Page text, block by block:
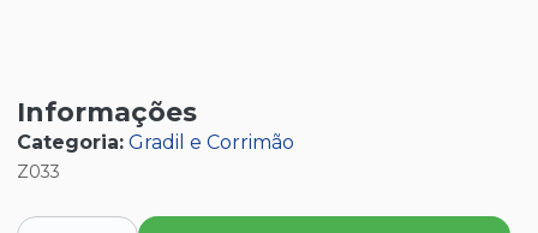
Informações
Categoria: Gradil e Corrimão
Z033